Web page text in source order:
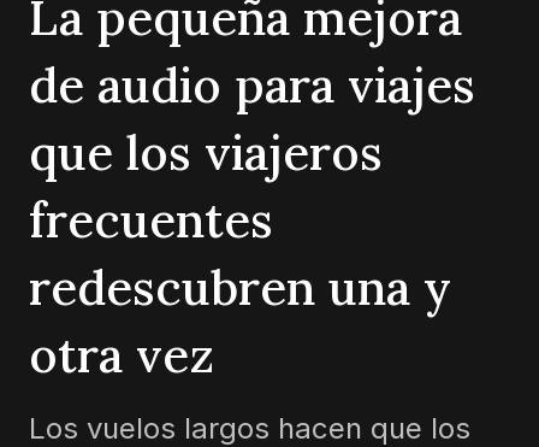
La pequeña mejora
de audio para viajes
que los viajeros
frecuentes
redescubren una y
otra vez
Los vuelos largos hacen que los